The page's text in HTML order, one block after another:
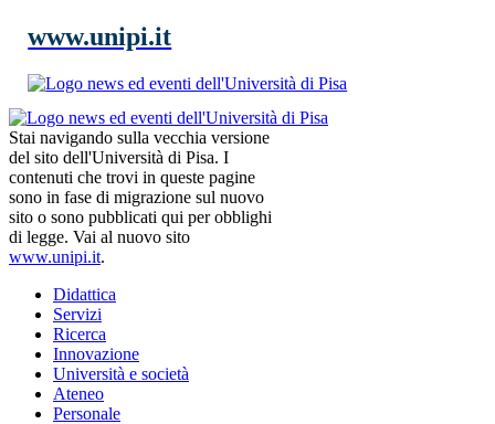
www.unipi.it
Stai navigando sulla vecchia versione
del sito dell'Università di Pisa. I
contenuti che trovi in queste pagine
sono in fase di migrazione sul nuovo
sito o sono pubblicati qui per obblighi
di legge. Vai al nuovo sito
www.unipi.it.
Didattica
Servizi
Ricerca
Innovazione
Università e società
Ateneo
Personale